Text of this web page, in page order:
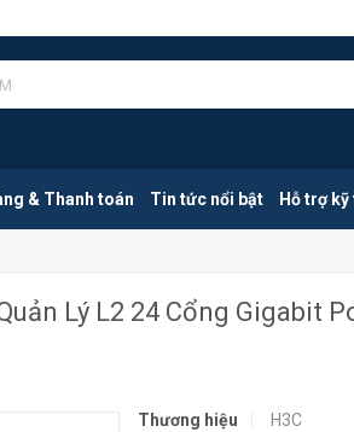
& Thanh toán Tin tức nổi bật Hỗ trợ
Lý L2 24 Cổng Gigabit
Thương hiệu
H3C